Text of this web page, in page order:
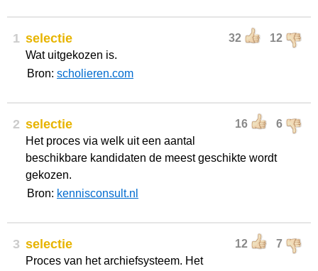
1 32 12
selectie
Wat uitgekozen is.
Bron: scholieren.com
2 16 6
selectie
Het proces via welk uit een aantal
beschikbare kandidaten de meest geschikte wordt
gekozen.
Bron: kennisconsult.nl
3 12 7
selectie
Proces van het archiefsysteem. Het